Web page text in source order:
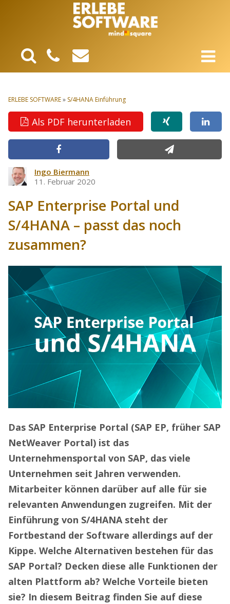
ERLEBE SOFTWARE» S/4HANA Einführung
Als PDF herunterladen
Ingo Biermann
11. Februar 2020
SAP Enterprise Portal und
S/4HANA – passt das noch
zusammen?
Das SAP Enterprise Portal (SAP EP, früher SAP
NetWeaver Portal) ist das
Unternehmensportal von SAP, das viele
Unternehmen seit Jahren verwenden.
Mitarbeiter können darüber auf alle für sie
relevanten Anwendungen zugreifen. Mit der
Einführung von S/4HANA steht der
Fortbestand der Software allerdings auf der
Kippe. Welche Alternativen bestehen für das
SAP Portal? Decken diese alle Funktionen der
alten Plattform ab? Welche Vorteile bieten
sie? In diesem Beitrag finden Sie auf diese